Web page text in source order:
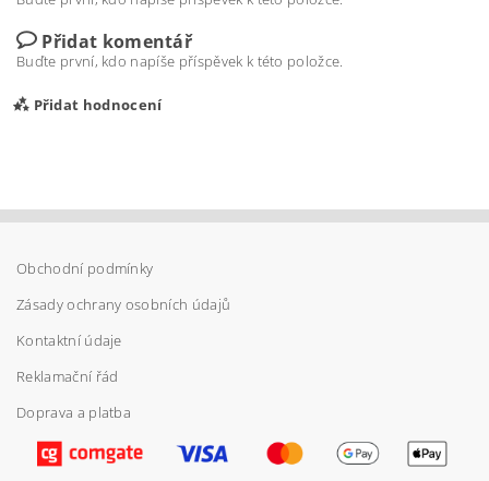
Přidat komentář
Buďte první, kdo napíše příspěvek k této položce.
Přidat hodnocení
Vložením hodnocení souhlasíte spodmínkami
ochrany osobních údajů
Obchodní podmínky
Zásady ochrany osobních údajů
Kontaktní údaje
Reklamační řád
Doprava a platba